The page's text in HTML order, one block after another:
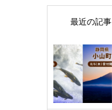
最近の記事